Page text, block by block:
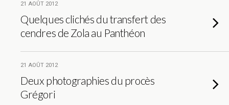
21 AOÛT 2012
Quelques clichés du transfert des
cendres de Zola au Panthéon
21 AOÛT 2012
Deux photographies du procès
Grégori